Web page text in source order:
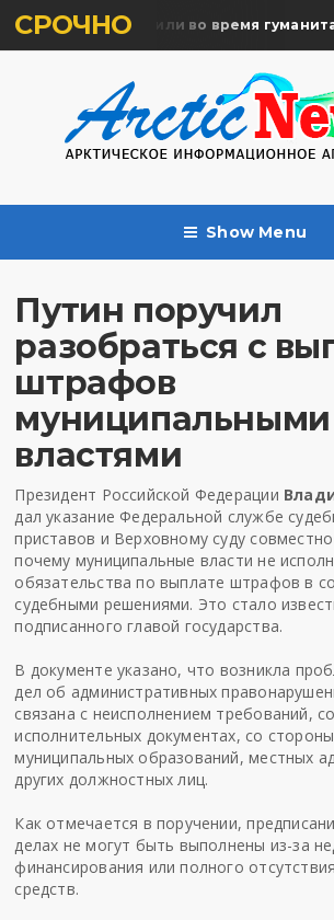
СРОЧНО
жертв почтили во время
Show Menu
Путин поручил
разобраться с
штрафов
муниципальными
властями
Президент Российской Федерации
дал указание Федеральной службе
приставов и Верховному суду
почему муниципальные власти не
обязательства по выплате штрафов в
судебными решениями. Это стало
подписанного главой государства.
В документе указано, что возникла
дел об административных
связана с неисполнением требований,
исполнительных документах, со
муниципальных образований, местных
других должностных лиц.
Как отмечается в поручении,
делах не могут быть выполнены из-за
финансирования или полного
средств.